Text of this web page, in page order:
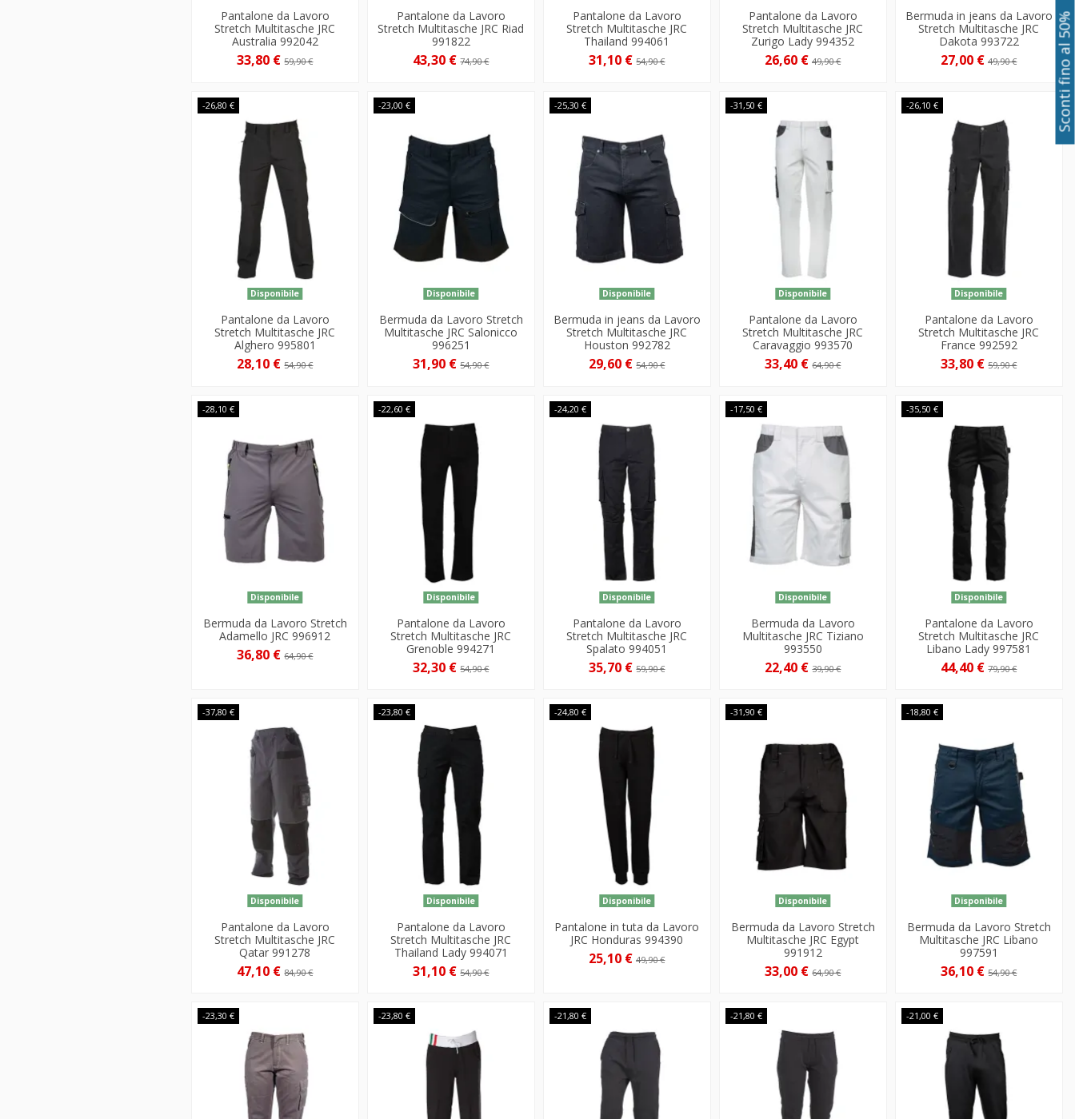
Pantalone da Lavoro
Stretch Multitasche JRC
Australia 992042
33,80 €59,90 €
Pantalone da Lavoro
Stretch Multitasche JRC Riad
991822
43,30 €74,90 €
Pantalone da Lavoro
Stretch Multitasche JRC
Thailand 994061
31,10 €54,90 €
Pantalone da Lavoro
Stretch Multitasche JRC
Zurigo Lady 994352
26,60 €49,90 €
Bermuda in jeans da Lavoro
Stretch Multitasche JRC
Dakota 993722
27,00 €49,90 €
-26,80 €
Disponibile
Pantalone da Lavoro
Stretch Multitasche JRC
Alghero 995801
28,10 €54,90 €
-23,00 €
Disponibile
Bermuda da Lavoro Stretch
Multitasche JRC Salonicco
996251
31,90 €54,90 €
-25,30 €
Disponibile
Bermuda in jeans da Lavoro
Stretch Multitasche JRC
Houston 992782
29,60 €54,90 €
-31,50 €
Disponibile
Pantalone da Lavoro
Stretch Multitasche JRC
Caravaggio 993570
33,40 €64,90 €
-26,10 €
Disponibile
Pantalone da Lavoro
Stretch Multitasche JRC
France 992592
33,80 €59,90 €
-28,10 €
Disponibile
Bermuda da Lavoro Stretch
Adamello JRC 996912
36,80 €64,90 €
-22,60 €
Disponibile
Pantalone da Lavoro
Stretch Multitasche JRC
Grenoble 994271
32,30 €54,90 €
-24,20 €
Disponibile
Pantalone da Lavoro
Stretch Multitasche JRC
Spalato 994051
35,70 €59,90 €
-17,50 €
Disponibile
Bermuda da Lavoro
Multitasche JRC Tiziano
993550
22,40 €39,90 €
-35,50 €
Disponibile
Pantalone da Lavoro
Stretch Multitasche JRC
Libano Lady 997581
44,40 €79,90 €
-37,80 €
Disponibile
Pantalone da Lavoro
Stretch Multitasche JRC
Qatar 991278
47,10 €84,90 €
-23,80 €
Disponibile
Pantalone da Lavoro
Stretch Multitasche JRC
Thailand Lady 994071
31,10 €54,90 €
-24,80 €
Disponibile
Pantalone in tuta da Lavoro
JRC Honduras 994390
25,10 €49,90 €
-31,90 €
Disponibile
Bermuda da Lavoro Stretch
Multitasche JRC Egypt
991912
33,00 €64,90 €
-18,80 €
Disponibile
Bermuda da Lavoro Stretch
Multitasche JRC Libano
997591
36,10 €54,90 €
-23,30 € -23,80 € -21,80 € -21,80 € -21,00 €
Sconti fino al 50%